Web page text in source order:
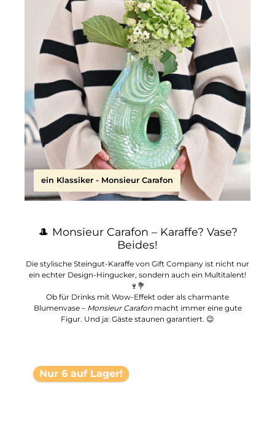
ein Klassiker - Monsieur Carafon
🎩 Monsieur Carafon – Karaffe? Vase?
Beides!
Die stylische Steingut-Karaffe von Gift Company ist nicht nur
ein echter Design-Hingucker, sondern auch ein Multitalent!
🍷💐
Ob für Drinks mit Wow-Effekt oder als charmante
Blumenvase – Monsieur Carafonmacht immer eine gute
Figur. Und ja: Gäste staunen garantiert. 😉
Nur 6 auf Lager!